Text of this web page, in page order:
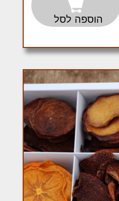
הוספה לסל